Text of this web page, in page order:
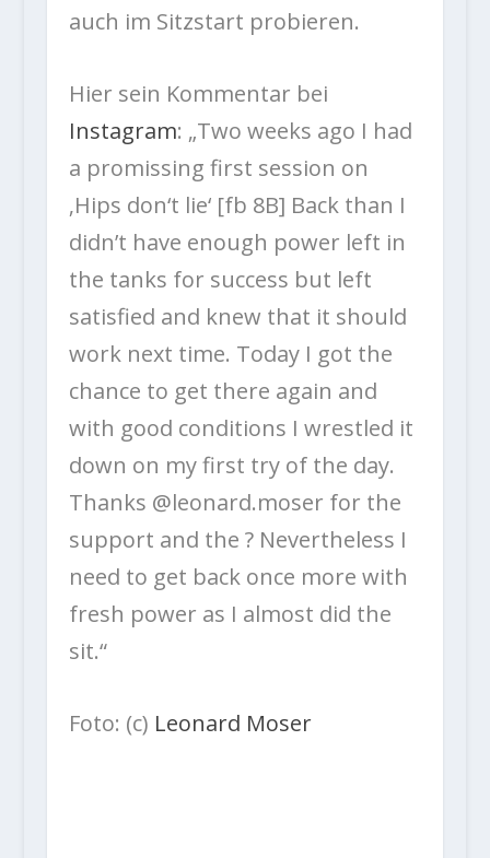
auch im Sitzstart probieren.
Hier sein Kommentar bei
Instagram: „Two weeks ago I had
a promissing first session on
‚Hips don‘t lie‘ [fb 8B] Back than I
didn’t have enough power left in
the tanks for success but left
satisfied and knew that it should
work next time. Today I got the
chance to get there again and
with good conditions I wrestled it
down on my first try of the day.
Thanks @leonard.moser for the
support and the ? Nevertheless I
need to get back once more with
fresh power as I almost did the
sit.“
Foto: (c) Leonard Moser